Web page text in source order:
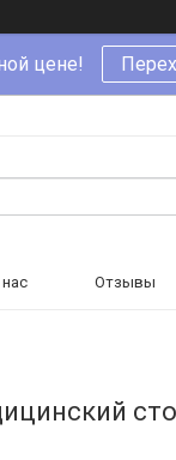
цене!
Отзывы